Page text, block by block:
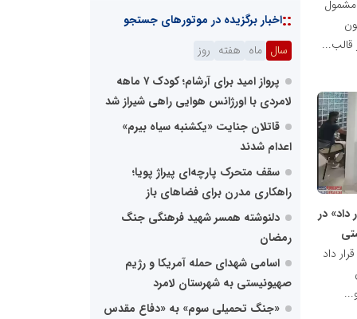
مشمول
95 قانون
قالب...
در
داد
::اخبار برگزیده در موتورهای جستجو
سال ماه هفته روز
پرواز امید برای آرشام؛ کودک ۷ ماهه
لامردی با اورژانس هوایی راهی شیراز شد
قاتلان جنایت «یکشنبه‌ سیاه بیرم»
اعدام شدند
سقف متحرک پارچه‌ای پیراژ پویا؛
راهکاری مدرن برای فضاهای باز
دلنوشته همسر شهید فرهنگی جنگ
رمضان
اسامی شهدای حمله آمریکا و رژیم
صهیونیستی به شهرستان لامرد
«جنگ تحمیلی سوم» به «دفاع مقدس